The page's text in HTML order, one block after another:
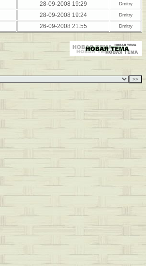
28-09-2008 19:29 Dmitry
28-09-2008 19:24 Dmitry
26-09-2008 21:55 Dmitry